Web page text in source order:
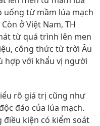
uống từ mầm lúa mạch
ở Việt Nam, TH
từ quá trình lên men
công thức từ trời Âu
hợp với khẩu vị người
rõ giá trị cũng như
đáo của lúa mạch.
kiện có kiểm soát